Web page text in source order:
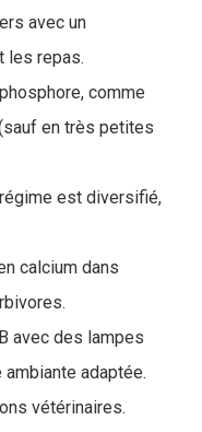
avec un
les repas.
comme
en très petites
est diversifié,
calcium dans
avec des lampes
adaptée.
vétérinaires.